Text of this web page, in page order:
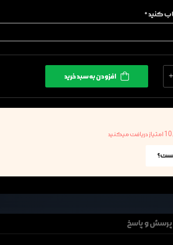
کنید *
افزودن به سبد خرید
پرسش و پاسخ